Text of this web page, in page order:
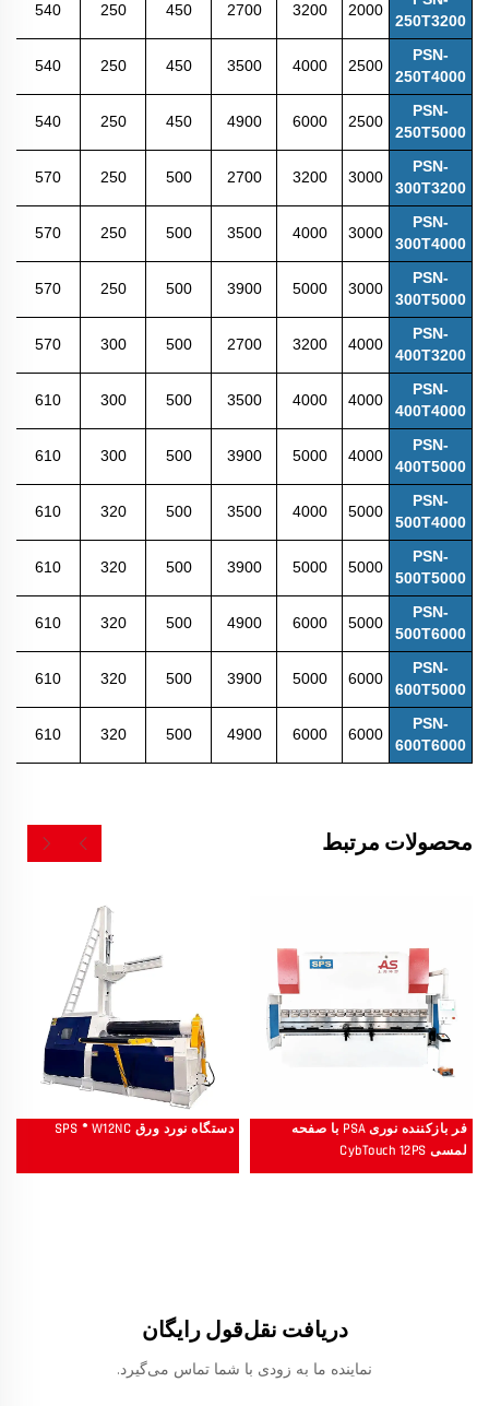
250T3200
2000
3200
2700
450
250
540
PSN-
250T4000
2500
4000
3500
450
250
540
PSN-
250T5000
2500
6000
4900
450
250
540
PSN-
300T3200
3000
3200
2700
500
250
570
PSN-
300T4000
3000
4000
3500
500
250
570
PSN-
300T5000
3000
5000
3900
500
250
570
PSN-
400T3200
4000
3200
2700
500
300
570
PSN-
400T4000
4000
4000
3500
500
300
610
PSN-
400T5000
4000
5000
3900
500
300
610
PSN-
500T4000
5000
4000
3500
500
320
610
PSN-
500T5000
5000
5000
3900
500
320
610
PSN-
500T6000
5000
6000
4900
500
320
610
PSN-
600T5000
6000
5000
3900
500
320
610
PSN-
600T6000
6000
6000
4900
500
320
610
محصولات مرتبط
فر بازکننده نوری PSA با صفحه
لمسی CybTouch 12PS
دستگاه نورد ورق SPS ® W12NC
دریافت نقل‌قول رایگان
نماینده ما به زودی با شما تماس می‌گیرد.